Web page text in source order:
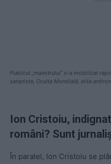
Publicul „maestrului” s-a mobilizat
sataniste, Oculta Mondială, elita
Ion Cristoiu, indignat
români? Sunt
În paralel, Ion Cristoiu se